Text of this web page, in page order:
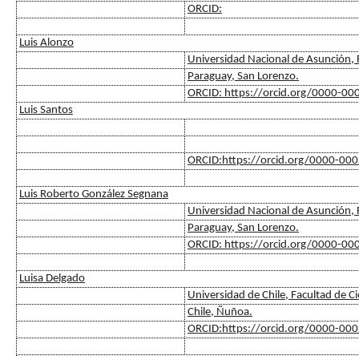
ORCID:
Luis Alonzo
Universidad Nacional de Asunción,
Paraguay, San Lorenzo.
ORCID: https://orcid.org/0000-
Luis Santos
ORCID:https://orcid.org/0000-
Luis Roberto González Segnana
Universidad Nacional de Asunción,
Paraguay, San Lorenzo.
ORCID: https://orcid.org/0000-
Luisa Delgado
Universidad de Chile, Facultad de
Chile, Ñuñoa.
ORCID:https://orcid.org/0000-